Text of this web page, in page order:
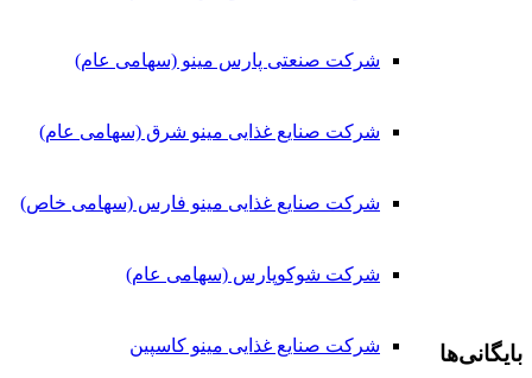
شرکت صنعتی پارس مینو (سهامی عام)
شرکت صنایع غذایی مینو شرق (سهامی عام)
شرکت صنایع غذایی مینو فارس (سهامی خاص)
شرکت شوکوپارس (سهامی عام)
شرکت صنایع غذایی مینو کاسپین بایگانی‌ها